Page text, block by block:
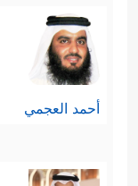
أحمد العجمي